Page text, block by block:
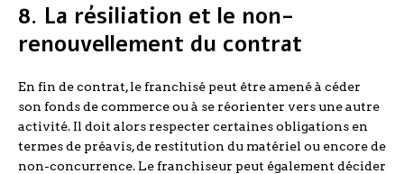
8. La résiliation et le non-
renouvellement du contrat
En fin de contrat, le franchisé peut être amené à céder
son fonds de commerce ou à se réorienter vers une autre
activité. Il doit alors respecter certaines obligations en
termes de préavis, de restitution du matériel ou encore de
non-concurrence. Le franchiseur peut également décider